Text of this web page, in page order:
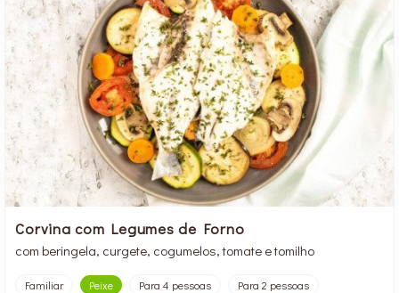
Corvina com Legumes de Forno
com beringela, curgete, cogumelos, tomate e tomilho
Familiar Peixe Para 4 pessoas
Para 2 pessoas